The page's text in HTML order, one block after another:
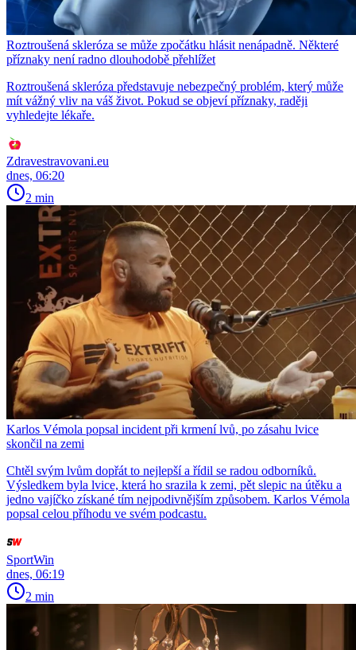
Roztroušená skleróza se může zpočátku hlásit nenápadně. Některé
příznaky není radno dlouhodobě přehlížet
Roztroušená skleróza představuje nebezpečný problém, který může
mít vážný vliv na váš život. Pokud se objeví příznaky, raději
vyhledejte lékaře.
Zdravestravovani.eu
dnes, 06:20
2 min
Karlos Vémola popsal incident při krmení lvů, po zásahu lvice
skončil na zemi
Chtěl svým lvům dopřát to nejlepší a řídil se radou odborníků.
Výsledkem byla lvice, která ho srazila k zemi, pět slepic na útěku a
jedno vajíčko získané tím nejpodivnějším způsobem. Karlos Vémola
popsal celou příhodu ve svém podcastu.
SportWin
dnes, 06:19
2 min